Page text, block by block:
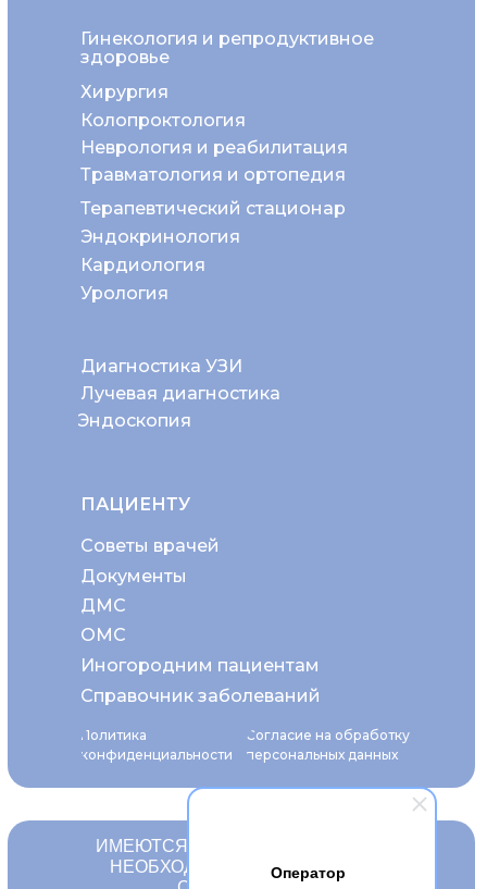
Оператор
Политика
конфиденциальности
Согласие на обработку
персональных данных
Неврология и реабилитация
Колопроктология
Хирургия
Гинекология и репродуктивное
здоровье
Диагностика УЗИ
Эндоскопия
Травматология и ортопедия
Эндокринология
Терапевтический стационар
Кардиология
Урология
Лучевая диагностика
ПАЦИЕНТУ
Советы врачей
ОМС
Документы
ДМС
Иногородним пациентам
Справочник заболеваний
ИМЕЮТСЯ ПРОТИВОПОКАЗАНИЯ.
НЕОБХОДИМА КОНСУЛЬТАЦИЯ